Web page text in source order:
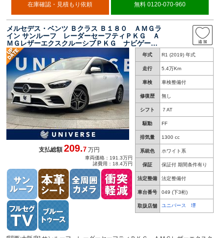
在庫確認・見積もり依頼 無料 0120-070-960
メルセデス・ベンツ Ｂクラス Ｂ１８０ ＡＭＧラ
イン サンルーフ レーダーセーフティＰＫＧ Ａ
ＭＧレザーエクスクルーシブＰＫＧ ナビゲーシ
ョンＰＫＧ アドバンスドＰＫＧ ＬＥＤヘッ
ド 純正１８インチアルミ 全周囲カメラ ｂｌ
ｕｅｔｏｏｔｈ再生 禁煙車
年式 R1 (2019) 年式
走行 5.4万Km
車検 車検整備付
修復歴 無し
シフト ７AT
駆動 FF
排気量 1300 cc
系統色 ホワイト系
保証 保証付 期間条件有り
法定整備 法定整備付
車台番号 049 (下3桁)
取扱店舗 ユニバース 堺
支払総額209.7 万円
車両価格：191.3万円
諸費用：18.4万円